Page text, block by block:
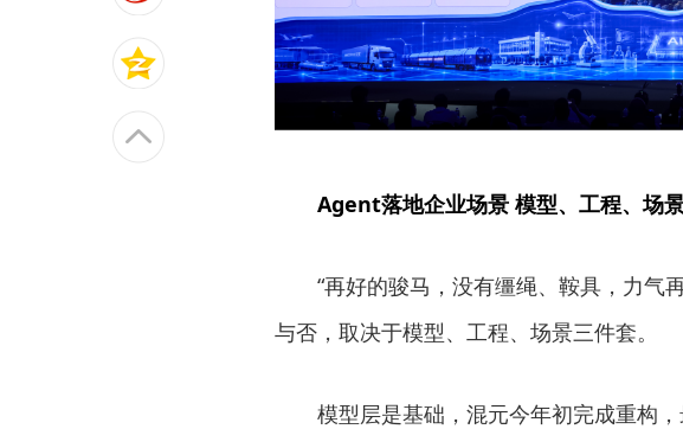
Agent落地企业场景 模型、工程、场
“再好的骏马，没有缰绳、鞍具，力气
与否，取决于模型、工程、场景三件套。
模型层是基础，混元今年初完成重构